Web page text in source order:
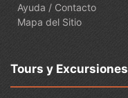
Ayuda / Contacto
Mapa del Sitio
Tours y Excursiones